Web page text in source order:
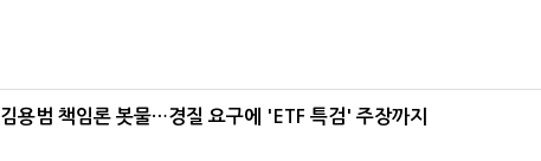
김용범 책임론 봇물…경질 요구에 'ETF 특검' 주장까지